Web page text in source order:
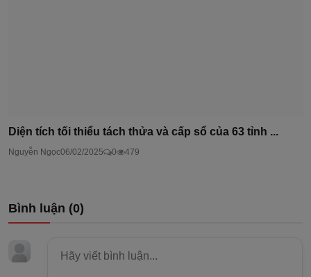
Diện tích tối thiểu tách thửa và cấp sổ của 63 tỉnh ...
Nguyễn Ngọc06/02/2025 0 479
Bình luận (0)